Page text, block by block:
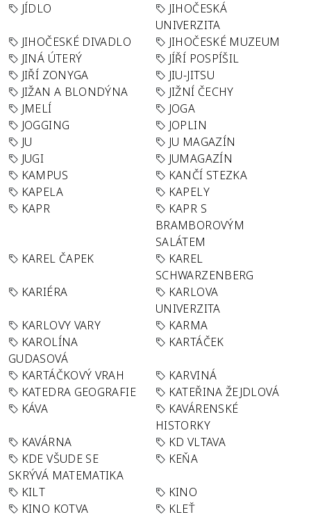
JÍDLO
JIHOČESKÁ
UNIVERZITA
JIHOČESKÉ DIVADLO
JIHOČESKÉ MUZEUM
JINÁ ÚTERÝ
JÍŘÍ POSPÍŠIL
JIŘÍ ZONYGA
JIU-JITSU
JIŽAN A BLONDÝNA
JIŽNÍ ČECHY
JMELÍ
JOGA
JOGGING
JOPLIN
JU
JU MAGAZÍN
JUGI
JUMAGAZÍN
KAMPUS
KANČÍ STEZKA
KAPELA
KAPELY
KAPR
KAPR S
BRAMBOROVÝM
SALÁTEM
KAREL ČAPEK
KAREL
SCHWARZENBERG
KARIÉRA
KARLOVA
UNIVERZITA
KARLOVY VARY
KARMA
KAROLÍNA
GUDASOVÁ
KARTÁČEK
KARTÁČKOVÝ VRAH
KARVINÁ
KATEDRA GEOGRAFIE
KATEŘINA ŽEJDLOVÁ
KÁVA
KAVÁRENSKÉ
HISTORKY
KAVÁRNA
KD VLTAVA
KDE VŠUDE SE
SKRÝVÁ MATEMATIKA
KEŇA
KILT
KINO
KINO KOTVA
KLEŤ